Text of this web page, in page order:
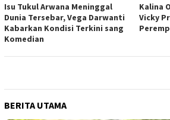
Isu Tukul Arwana Meninggal
Dunia Tersebar, Vega Darwanti
Kabarkan Kondisi Terkini sang
Komedian
Kalina
Vicky
BERITA UTAMA